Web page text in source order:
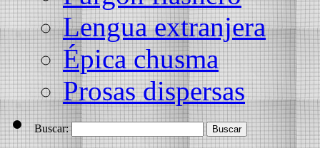
Lengua extranjera
Épica chusma
Prosas dispersas
Buscar: